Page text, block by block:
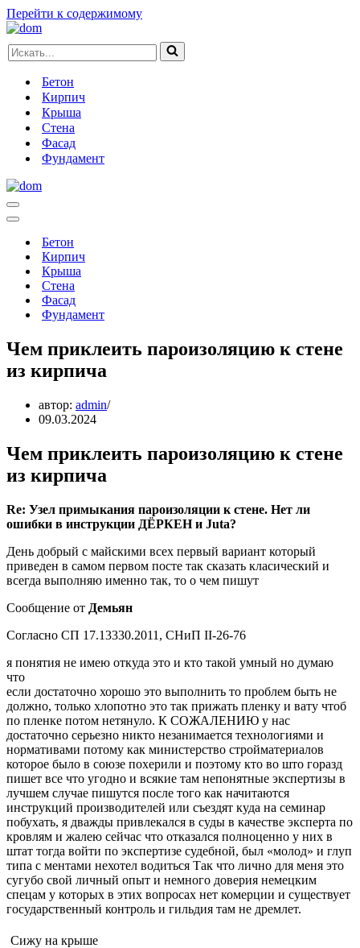
Перейти к содержимому
Искать...
Бетон
Кирпич
Крыша
Стена
Фасад
Фундамент
Меню
навигации
Меню
навигацииБетон
Кирпич
Крыша
Стена
Фасад
Фундамент
Чем приклеить пароизоляцию к стене
из кирпича
автор: admin
09.03.2024
Чем приклеить пароизоляцию к стене
из кирпича
Re: Узел примыкания пароизоляции к стене. Нет ли
ошибки в инструкции ДЁРКЕН и Juta?
День добрый с майскими всех первый вариант который
приведен в самом первом посте так сказать класический и
всегда выполняю именно так, то о чем пишут
Сообщение от Демьян
Согласно СП 17.13330.2011, СНиП II-26-76
я понятия не имею откуда это и кто такой умный но думаю
что
если достаточно хорошо это выполнить то проблем быть не
должно, только хлопотно это так прижать пленку и вату чтоб
по пленке потом нетянуло. К СОЖАЛЕНИЮ у нас
достаточно серьезно никто незанимается технологиями и
нормативами потому как министерство стройматериалов
которое было в союзе похерили и поэтому кто во што горазд
пишет все что угодно и всякие там непонятные экспертизы в
лучшем случае пишутся после того как начитаются
инструкций производителей или съездят куда на семинар
побухать, я дважды привлекался в суды в качестве эксперта по
кровлям и жалею сейчас что отказался полноценно у них в
штат тогда войти по экспертизе судебной, был «молод» и глуп
типа с ментами нехотел водиться Так что лично для меня это
сугубо свой личный опыт и немного доверия немецким
спецам у которых в этих вопросах нет комерции и существует
государственный контроль и гильдия там не дремлет.
Сижу на крыше